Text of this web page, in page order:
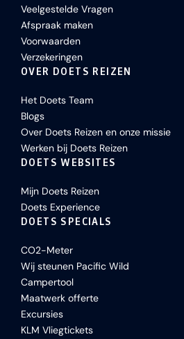
Veelgestelde Vragen
Afspraak maken
Voorwaarden
Verzekeringen
OVER DOETS REIZEN
Het Doets Team
Blogs
Over Doets Reizen en onze missie
Werken bij Doets Reizen
DOETS WEBSITES
Mijn Doets Reizen
Doets Experience
DOETS SPECIALS
CO2-Meter
Wij steunen Pacific Wild
Campertool
Maatwerk offerte
Excursies
KLM Vliegtickets